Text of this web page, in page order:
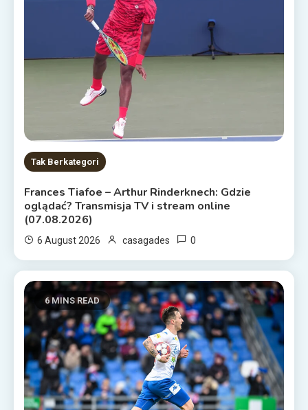
Tak Berkategori
Frances Tiafoe – Arthur Rinderknech: Gdzie
oglądać? Transmisja TV i stream online
(07.08.2026)
6 August 2026 casagades 0
6 MINS READ